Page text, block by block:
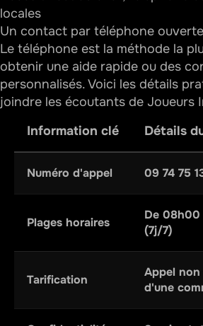
locales
Un contact par téléphone
Le téléphone est la méthode la
obtenir une aide rapide ou des
personnalisés. Voici les détails
joindre les écoutants de Joueurs
Information clé
Détails
Numéro d'appel 09 74 75
Plages horaires
De
(7j/7)
Tarification
Appel
d'une